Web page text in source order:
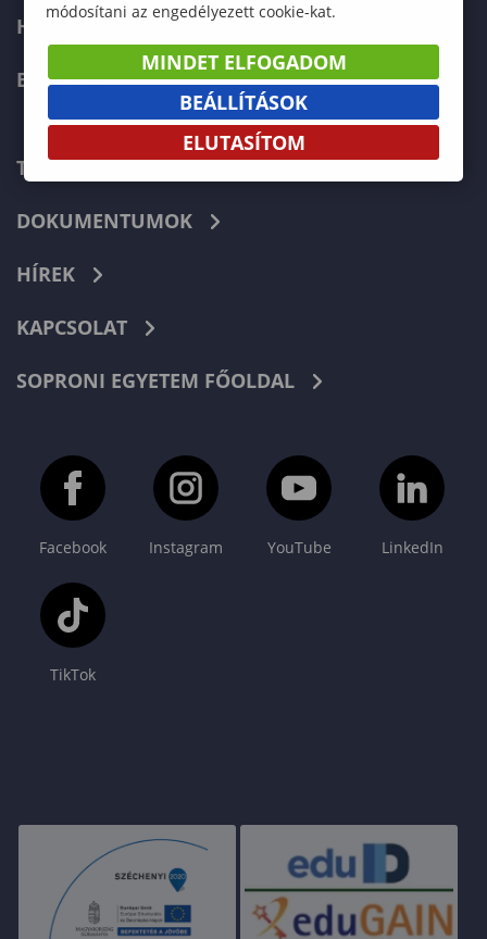
HALLGATÓKNAK
ERASMUS+
TELEFONKÖNYV
DOKUMENTUMOK
HÍREK
KAPCSOLAT
SOPRONI EGYETEM FŐOLDAL
Facebook Instagram YouTube LinkedIn
TikTok
módosítani az engedélyezett cookie-kat.
MINDET ELFOGADOM
BEÁLLÍTÁSOK
ELUTASÍTOM